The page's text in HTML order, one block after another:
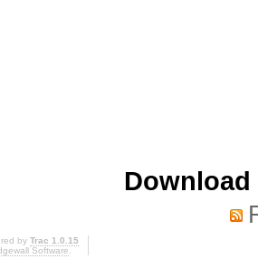
by Trac 1.0.15
Software